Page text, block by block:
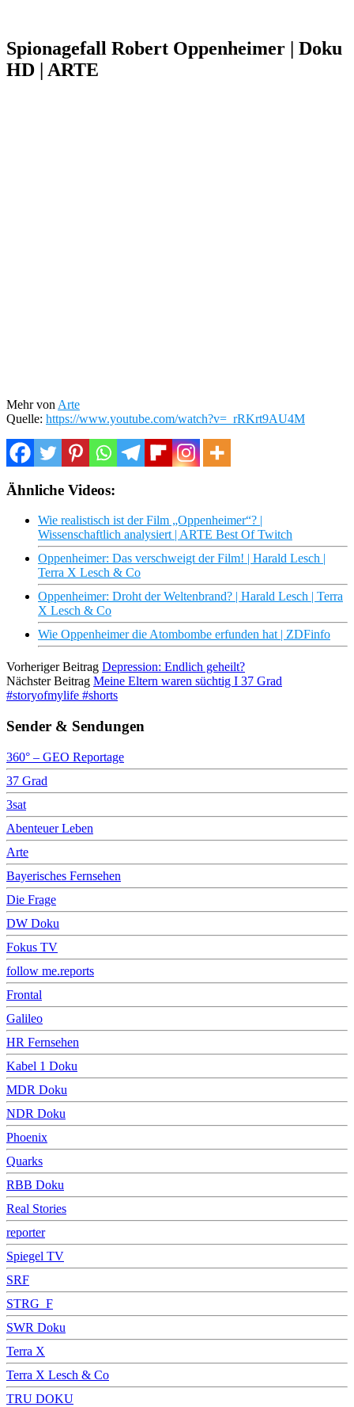
Spionagefall Robert Oppenheimer | Doku
HD | ARTE
Mehr von Arte
Quelle: https://www.youtube.com/watch?v=_rRKrt9AU4M
Ähnliche Videos:
Wie realistisch ist der Film „Oppenheimer“? |
Wissenschaftlich analysiert | ARTE Best Of Twitch
Oppenheimer: Das verschweigt der Film! | Harald Lesch |
Terra X Lesch & Co
Oppenheimer: Droht der Weltenbrand? | Harald Lesch | Terra
X Lesch & Co
Wie Oppenheimer die Atombombe erfunden hat | ZDFinfo
Vorheriger Beitrag Depression: Endlich geheilt?
Nächster Beitrag Meine Eltern waren süchtig I 37 Grad
#storyofmylife #shorts
Sender & Sendungen
360° – GEO Reportage
37 Grad
3sat
Abenteuer Leben
Arte
Bayerisches Fernsehen
Die Frage
DW Doku
Fokus TV
follow me.reports
Frontal
Galileo
HR Fernsehen
Kabel 1 Doku
MDR Doku
NDR Doku
Phoenix
Quarks
RBB Doku
Real Stories
reporter
Spiegel TV
SRF
STRG_F
SWR Doku
Terra X
Terra X Lesch & Co
TRU DOKU